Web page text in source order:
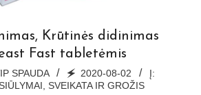
Krūtinės didinimas
Fast tabletėmis
SPAUDA 🗲 2020-08-02
Į:
SVEIKATA IR GROŽIS